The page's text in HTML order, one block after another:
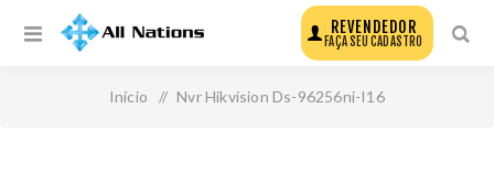
REVENDEDOR
FAÇA SEU CADASTRO
Início / Nvr Hikvision Ds-96256ni-I16